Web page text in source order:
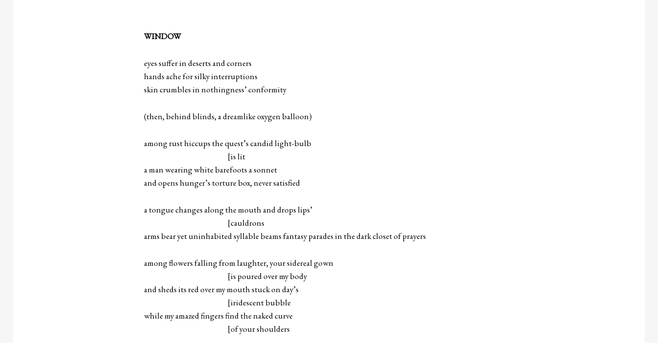
WINDOW
eyes suffer in deserts and corners
hands ache for silky interruptions
skin crumbles in nothingness’ conformity
(then, behind blinds, a dreamlike oxygen balloon)
among rust hiccups the quest’s candid light-bulb
[is lit
a man wearing white barefoots a sonnet
and opens hunger’s torture box, never satisfied
a tongue changes along the mouth and drops lips’
[cauldrons
arms bear yet uninhabited syllable beams fantasy parades in the dark closet of prayers
among flowers falling from laughter, your sidereal gown
[is poured over my body
and sheds its red over my mouth stuck on day’s
[iridescent bubble
while my amazed fingers find the naked curve
[of your shoulders